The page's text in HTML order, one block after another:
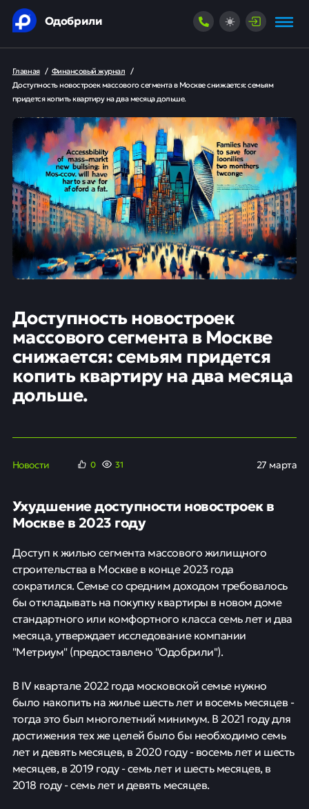
Одобрили
Главная / Финансовый журнал /
Доступность новостроек массового сегмента в Москве снижается: семьям
придется копить квартиру на два месяца дольше.
Доступность новостроек
массового сегмента в Москве
снижается: семьям придется
копить квартиру на два месяца
дольше.
Новости 0 31 27 марта
Ухудшение доступности новостроек в
Москве в 2023 году
Доступ к жилью сегмента массового жилищного
строительства в Москве в конце 2023 года
сократился. Семье со средним доходом требовалось
бы откладывать на покупку квартиры в новом доме
стандартного или комфортного класса семь лет и два
месяца, утверждает исследование компании
"Метриум" (предоставлено "Одобрили").
В IV квартале 2022 года московской семье нужно
было накопить на жилье шесть лет и восемь месяцев -
тогда это был многолетний минимум. В 2021 году для
достижения тех же целей было бы необходимо семь
лет и девять месяцев, в 2020 году - восемь лет и шесть
месяцев, в 2019 году - семь лет и шесть месяцев, в
2018 году - семь лет и девять месяцев.